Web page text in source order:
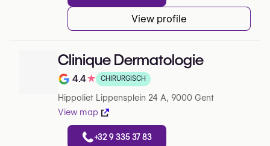
View profile
Clinique Dermatologie
Note de 4.4 sur 5 sur Google
4.4★ CHIRURGISCH
Hippoliet Lippensplein 24 A, 9000 Gent
View map
+32 9 335 37 83